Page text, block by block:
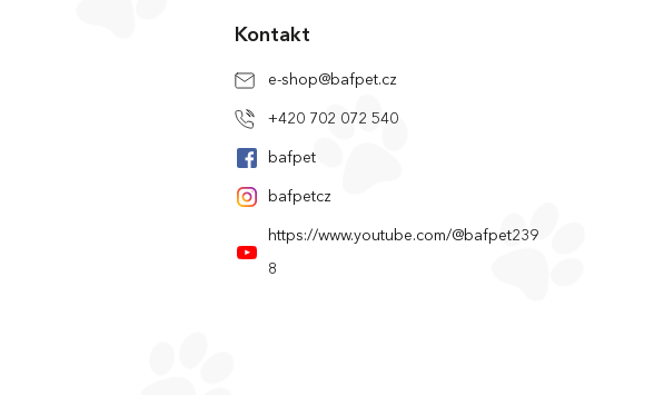
Kontakt
e-shop@bafpet.cz
+420 702 072 540
bafpet
bafpetcz
https://www.youtube.com/@bafpet239
8